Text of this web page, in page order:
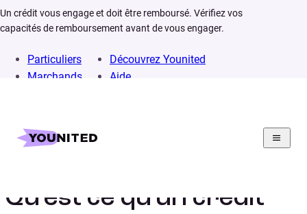
Un crédit vous engage et doit être remboursé. Vérifiez vos
capacités de remboursement avant de vous engager.
Particuliers
Marchands
Découvrez Younited
Aide
Home
Qu’est ce qu’un crédit